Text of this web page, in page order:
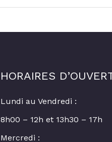
HORAIRES
Lundi au Vendredi :
8h00 – 12h et 13h30 – 17h
Mercredi :